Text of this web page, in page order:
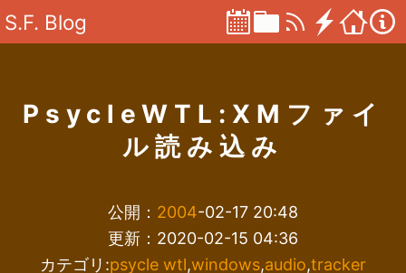
S.F. Blog
PsycleWTL:XMファイ
ル読み込み
公開： 2004-02-17 20:48
更新：2020-02-15 04:36
カテゴリ:psycle wtl,windows,audio,tracker